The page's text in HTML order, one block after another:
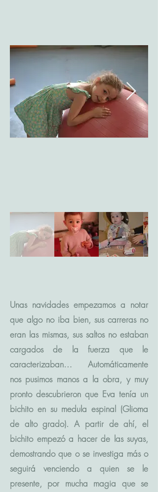
Unas navidades empezamos a notar
que algo no iba bien, sus carreras no
eran las mismas, sus saltos no estaban
cargados de la fuerza que le
caracterizaban… Automáticamente
nos pusimos manos a la obra, y muy
pronto descubrieron que Eva tenía un
bichito en su medula espinal (Glioma
de alto grado). A partir de ahí, el
bichito empezó a hacer de las suyas,
demostrando que o se investiga más o
seguirá venciendo a quien se le
presente, por mucha magia que se